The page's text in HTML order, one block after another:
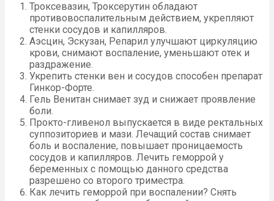
Троксевазин, Троксерутин обладают
противовоспалительным действием, укрепляют
стенки сосудов и капилляров.
Аэсцин, Эскузан, Репарил улучшают циркуляцию
крови, снимают воспаление, уменьшают отек и
раздражение.
Укрепить стенки вен и сосудов способен препарат
Гинкор-Форте.
Гель Венитан снимает зуд и снижает проявление
боли.
Прокто-гливенол выпускается в виде ректальных
суппозиториев и мази. Лечащий состав снимает
боль и воспаление, повышает проницаемость
сосудов и капилляров. Лечить геморрой у
беременных с помощью данного средства
разрешено со второго триместра.
Как лечить геморрой при воспалении? Снять